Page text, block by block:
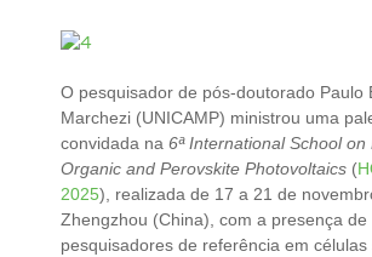
O pesquisador de pós-doutorado Paulo
Marchezi (UNICAMP) ministrou uma
convidada na 6ª International School on
Organic and Perovskite Photovoltaics (
2025), realizada de 17 a 21 de
Zhengzhou (China), com a presença de
pesquisadores de referência em células